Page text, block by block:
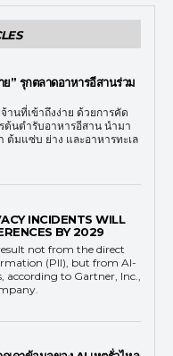
” รุกตลาดอาหารอีสานร่วม
นที่เข้าถึงง่าย ด้วยการคัด
ต้นตำรับอาหารอีสาน นำมา
ต้มแซ่บ ย่าง และอาหารทะเล
INCIDENTS WILL
BY 2029
not from the direct
(PII), but from AI-
according to Gartner, Inc.,